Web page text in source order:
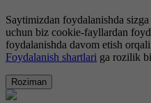
Saytimizdan foydalanishda
uchun biz cookie-fayllardan
foydalanishda davom etish
Foydalanish shartlari ga rozilik
Roziman